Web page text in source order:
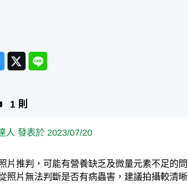
TwitterLine
1 則
人 發表於 2023/07/20
片推判，可能有營養缺乏及微量元素不足的
照片無法判斷是否有病蟲害，建議拍攝較清